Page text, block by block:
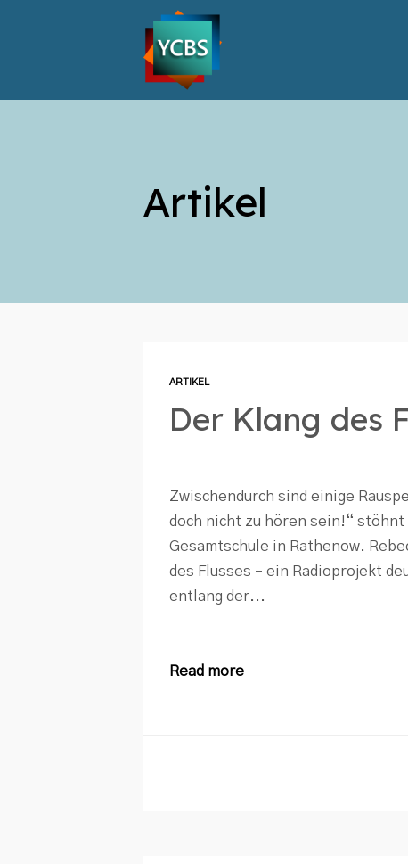
Artikel
ARTIKEL
Der Klang des
Zwischendurch sind einige
doch nicht zu hören sein!“
Gesamtschule in Rathenow.
des Flusses – ein Radioprojekt
entlang der...
Read more